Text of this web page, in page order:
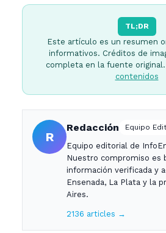
TL;DR
Este artículo es un resumen
informativos. Créditos de
completa en la fuente original.
contenidos
R
Redacción Equipo
Equipo editorial de
Nuestro compromiso es
información verificada y
Ensenada, La Plata y la
Aires.
2136 articles →